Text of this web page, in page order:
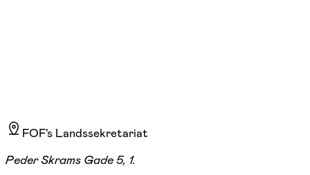
FOF's Landssekretariat
Peder Skrams Gade 5, 1.